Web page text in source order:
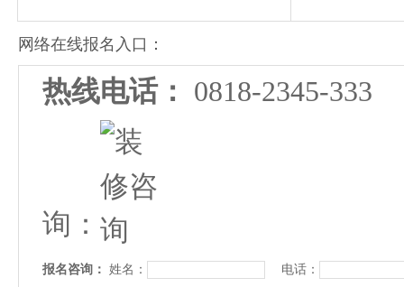
网络在线报名入口：
热线电话： 0818-2345-
询：
报名咨询： 姓名： 电话：